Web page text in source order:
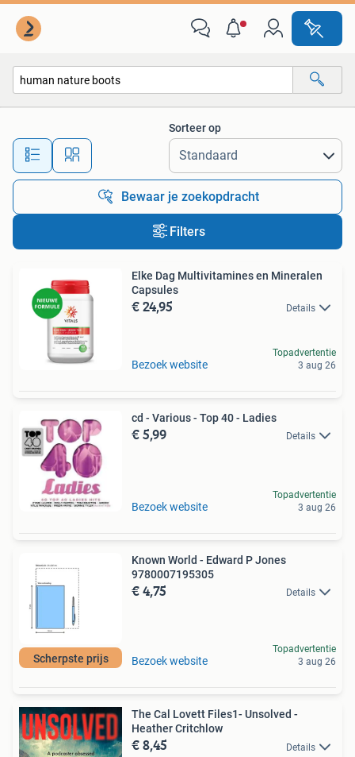
Alle afstanden…
Sorteer op
Bewaar je zoekopdracht
Filters
Elke Dag Multivitamines en Mineralen
Capsules
€ 24,95 Details
Bezoek website
Topadvertentie
3 aug 26
cd - Various - Top 40 - Ladies
€ 5,99 Details
Bezoek website
Topadvertentie
3 aug 26
Scherpste prijs
Known World - Edward P Jones
9780007195305
€ 4,75 Details
Bezoek website
Topadvertentie
3 aug 26
The Cal Lovett Files1- Unsolved -
Heather Critchlow
€ 8,45 Details